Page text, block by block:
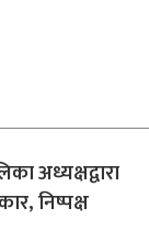
अध्यक्षद्वारा
निष्पक्ष